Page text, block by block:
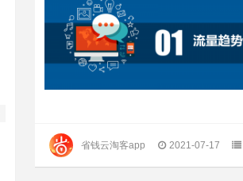
省钱云淘客app 2021-07-17